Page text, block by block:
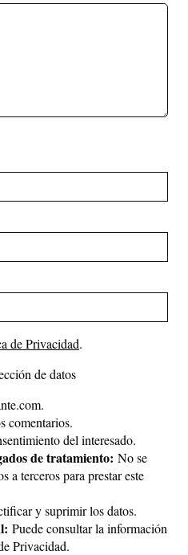
de Privacidad.
de datos
comentarios.
del interesado.
de tratamiento: No se
a terceros para prestar este
y suprimir los datos.
Puede consultar la información
Privacidad.